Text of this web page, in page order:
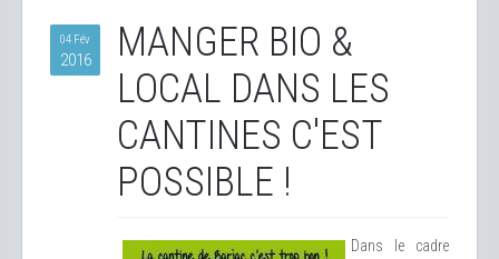
04 Fév
2016
MANGER BIO &
LOCAL DANS LES
CANTINES C'EST
POSSIBLE !
Dans le cadre